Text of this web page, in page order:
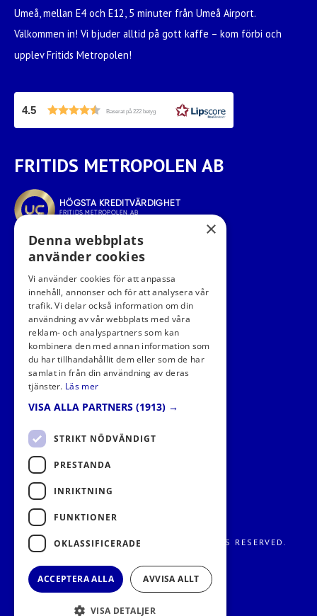
Umeå, mellan E4 och E12, 5 minuter från Umeå Airport.
Välkommen in! Vi bjuder alltid på gott kaffe – kom förbi och
upplev Fritids Metropolen!
4.5 Baserat på 222 betyg
FRITIDS METROPOLEN AB
FÖLJ OSS I SOCIALA MEDIER
FRITIDS METROPOLEN AB 2026. ALL RIGHTS RESERVED.
×
Denna webbplats
använder cookies
Vi använder cookies för att anpassa
innehåll, annonser och för att analysera vår
trafik. Vi delar också information om din
användning av vår webbplats med våra
reklam- och analyspartners som kan
kombinera den med annan information som
du har tillhandahållit dem eller som de har
samlat in från din användning av deras
tjänster. Läs mer
VISA ALLA PARTNERS (1913) →
STRIKT NÖDVÄNDIGT
PRESTANDA
INRIKTNING
FUNKTIONER
OKLASSIFICERADE
ACCEPTERA ALLA AVVISA ALLT
VISA DETALJER